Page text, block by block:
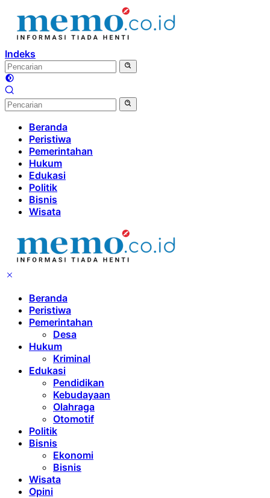
konten
Indeks
Beranda
Peristiwa
Pemerintahan
Hukum
Edukasi
Politik
Bisnis
Wisata
Beranda
Peristiwa
Pemerintahan
Desa
Hukum
Kriminal
Edukasi
Pendidikan
Kebudayaan
Olahraga
Otomotif
Politik
Bisnis
Ekonomi
Bisnis
Wisata
Opini